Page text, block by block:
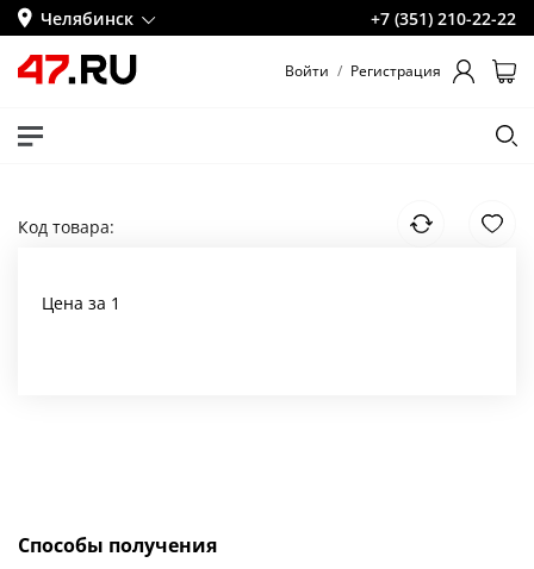
Челябинск +7 (351) 210-22-22
Войти / Регистрация
Код товара:
Цена за 1
Способы получения